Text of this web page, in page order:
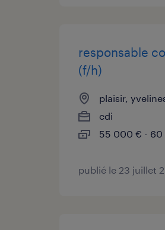
responsable
(f/h)
plaisir,
cdi
55 000 € - 60
publié le 23 juillet